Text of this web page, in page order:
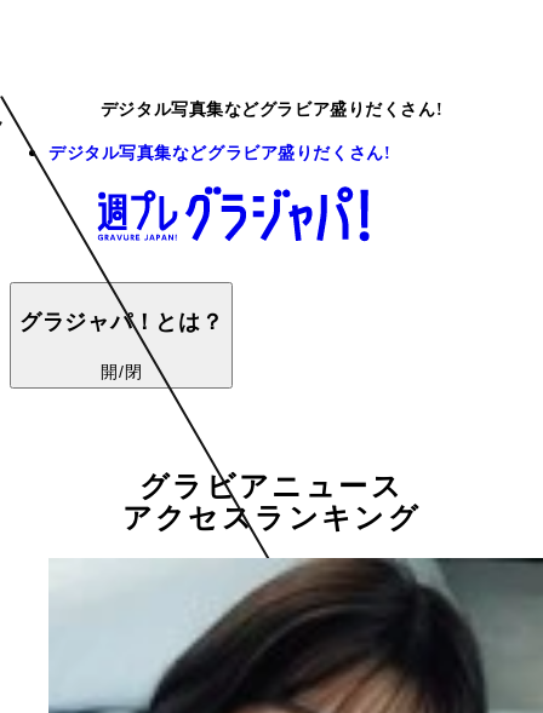
デジタル写真集などグラビア盛りだくさん!
デジタル写真集などグラビア盛りだくさん!
グラジャパ！とは？
開/閉
グラビアニュース
アクセスランキング